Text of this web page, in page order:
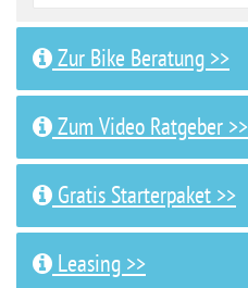
Zur Bike Beratung >>
Zum Video Ratgeber >>
Gratis Starterpaket >>
Leasing >>